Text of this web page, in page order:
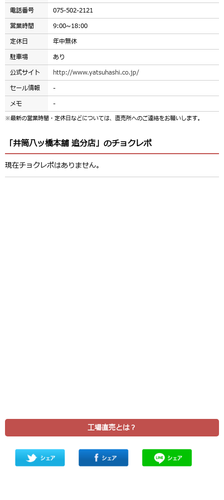
電話番号
075-502-2121
営業時間
9:00~18:00
定休日
年中無休
駐車場
あり
公式サイト
http://www.yatsuhashi.co.jp/
セール情報
-
メモ
-
※最新の営業時間・定休日などについては、直売所へのご連絡をお願いします。
「井筒八ッ橋本舗 追分店」のチョクレポ
現在チョクレポはありません。
工場直売とは？